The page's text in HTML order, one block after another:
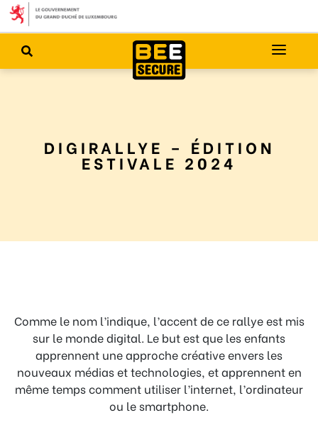
DIGIRALLYE – ÉDITION
ESTIVALE 2024
Comme le nom l’indique, l’accent de ce rallye est mis
sur le monde digital. Le but est que les enfants
apprennent une approche créative envers les
nouveaux médias et technologies, et apprennent en
même temps comment utiliser l’internet, l’ordinateur
ou le smartphone.